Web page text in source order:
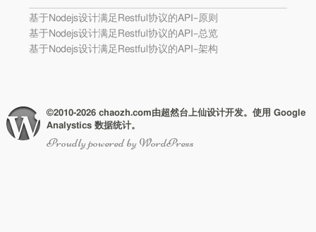
基于Nodejs设计满足Restful协议的API–原则
基于Nodejs设计满足Restful协议的API–总览
基于Nodejs设计满足Restful协议的API–架构
©2010-2026 chaozh.com由超然台上仙设计开发。使用 Google
Analystics 数据统计。
Proudly powered by WordPress